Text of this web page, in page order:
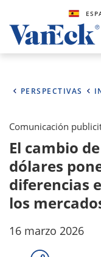
PERSPECTIVAS
Comunicación
El cambio
dólares
diferencias
los
16 marzo 2026